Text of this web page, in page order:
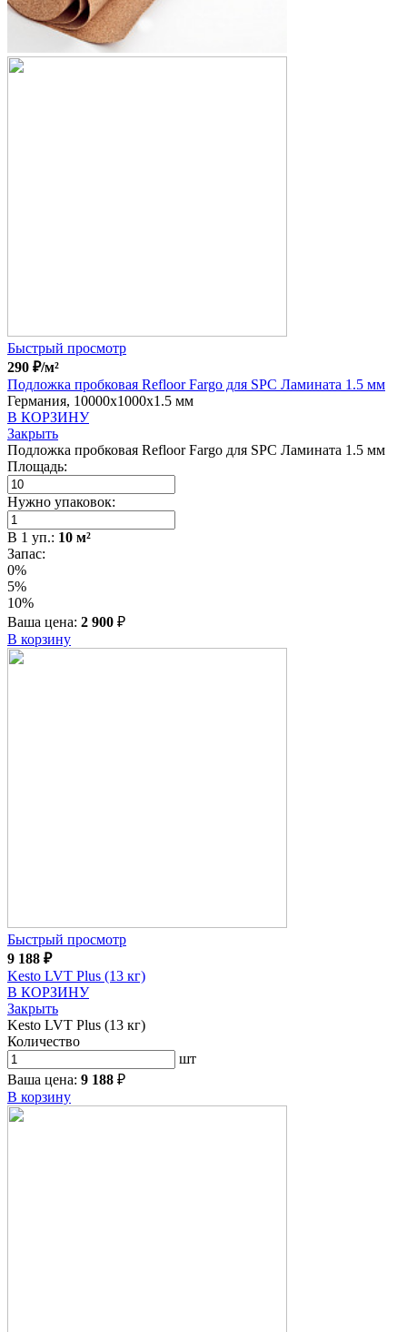
Быстрый просмотр
290 ₽/м²
Подложка пробковая Refloor Fargo для SPC Ламината 1.5 мм
Германия, 10000x1000x1.5 мм
В КОРЗИНУ
Закрыть
Подложка пробковая Refloor Fargo для SPC Ламината 1.5 мм
Площадь:
Нужно упаковок:
В 1 уп.: 10 м²
Запас:
0%
5%
10%
Ваша цена: 2 900 ₽
В корзину
Быстрый просмотр
9 188 ₽
Kesto LVT Plus (13 кг)
В КОРЗИНУ
Закрыть
Kesto LVT Plus (13 кг)
Количество
шт
Ваша цена: 9 188 ₽
В корзину